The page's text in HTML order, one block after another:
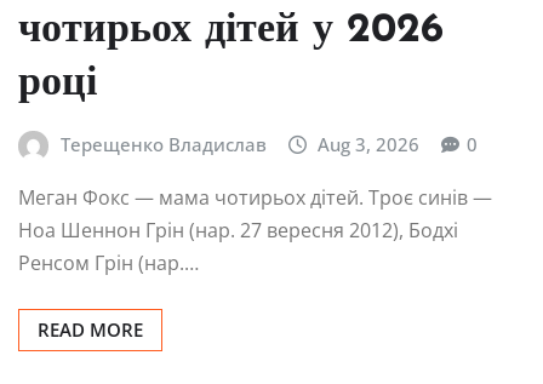
чотирьох дітей у 2026
році
Терещенко Владислав Aug 3, 2026 0
Меган Фокс — мама чотирьох дітей. Троє синів —
Ноа Шеннон Грін (нар. 27 вересня 2012), Бодхі
Ренсом Грін (нар.…
READ MORE